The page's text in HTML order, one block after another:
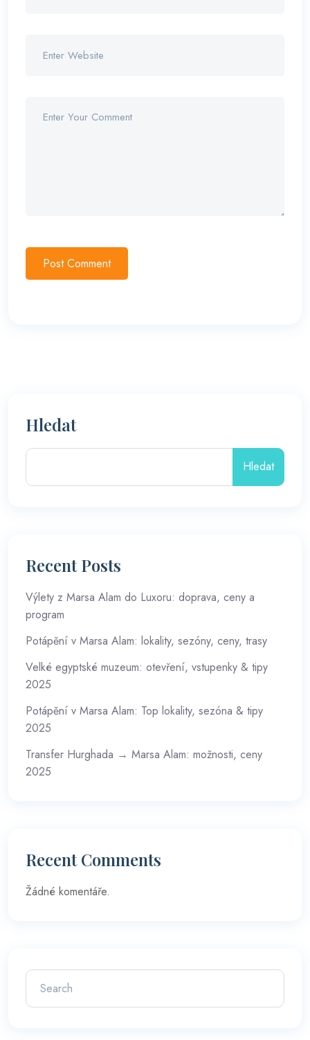
Post Comment
Hledat
Hledat
Recent Posts
Výlety z Marsa Alam do Luxoru: doprava, ceny a
program
Potápění v Marsa Alam: lokality, sezóny, ceny, trasy
Velké egyptské muzeum: otevření, vstupenky & tipy
2025
Potápění v Marsa Alam: Top lokality, sezóna & tipy
2025
Transfer Hurghada → Marsa Alam: možnosti, ceny
2025
Recent Comments
Žádné komentáře.